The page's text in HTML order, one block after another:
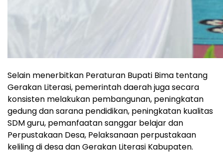
Selain menerbitkan Peraturan Bupati Bima tentang
Gerakan Literasi, pemerintah daerah juga secara
konsisten melakukan pembangunan, peningkatan
gedung dan sarana pendidikan, peningkatan kualitas
SDM guru, pemanfaatan sanggar belajar dan
Perpustakaan Desa, Pelaksanaan perpustakaan
keliling di desa dan Gerakan Literasi Kabupaten.